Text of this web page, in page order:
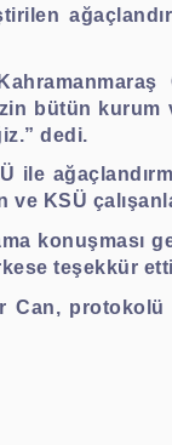
bütün
dedi.
KSÜ
konuşması
teşekkür
Can,